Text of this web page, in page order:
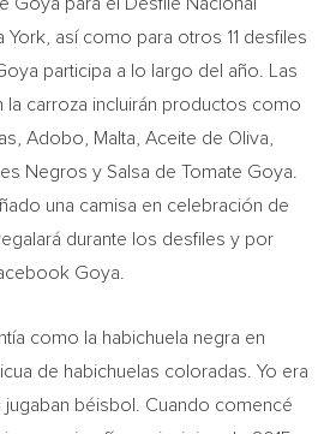
York , así como para otros 11 desfiles
participa a lo largo del año. Las
la carroza incluirán productos como
Adobo,
Malta , Aceite de Oliva,
Negros y Salsa de Tomate Goya.
una camisa en celebración de
durante los desfiles y por
Goya.
como la habichuela negra en
de habichuelas coloradas. Yo era
jugaban béisbol. Cuando comencé